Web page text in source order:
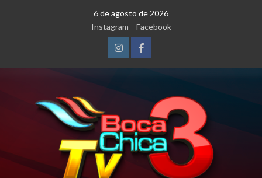
6 de agosto de 2026
Instagram
Facebook
InstagramFacebook